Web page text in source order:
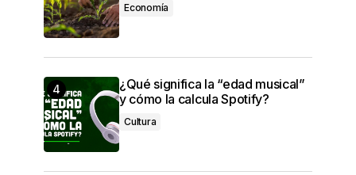
Economía
¿Qué significa la “edad musical”
y cómo la calcula Spotify?
Cultura